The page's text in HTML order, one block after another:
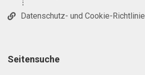
Datenschutz- und Cookie-Richtlinie
Seitensuche